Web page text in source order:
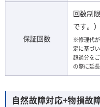
保証回数
回数制
です。）
※修理代
定に基づ
超過分を
の際に延
自然故障対応+物損